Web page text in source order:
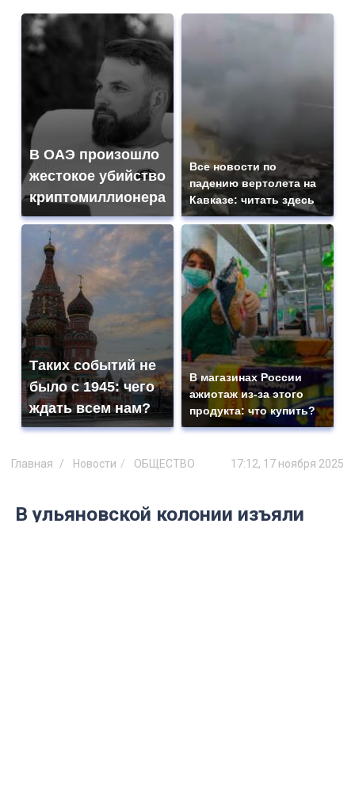
В ОАЭ произошло
жестокое убийство
криптомиллионера
Все новости по
падению вертолета на
Кавказе: читать здесь
Таких событий не
было с 1945: чего
ждать всем нам?
В магазинах России
ажиотаж из-за этого
продукта: что купить?
Главная Новости ОБЩЕСТВО 17:12, 17 ноября 2025
В ульяновской колонии изъяли